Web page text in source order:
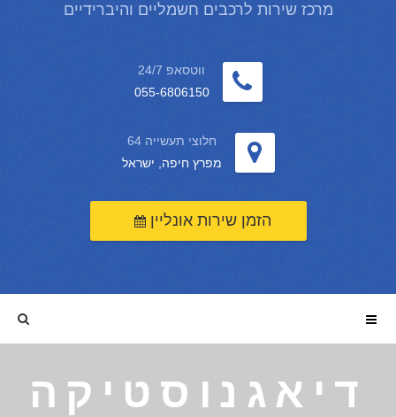
מרכז שירות לרכבים חשמליים והיברידיים
ווטסאפ 24/7
055-6806150
חלוצי תעשייה 64
מפרץ חיפה, ישראל
הזמן שירות אונליין
דיאגנוסטיקה